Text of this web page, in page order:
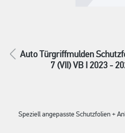
Auto Türgriffmulden
7 (VII) VB I 2023 -
Speziell angepasste Schutzfolien +